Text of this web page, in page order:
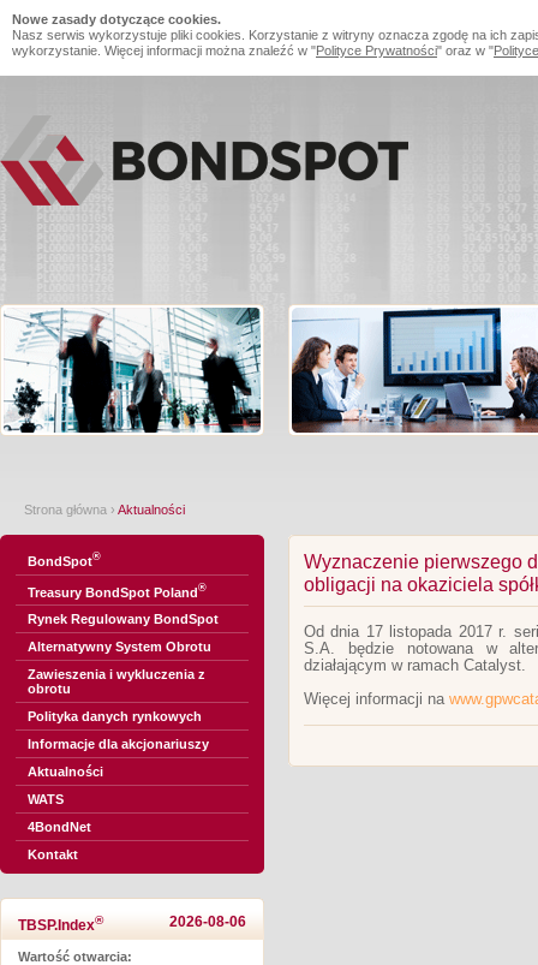
Nowe zasady dotyczące cookies.
Nasz serwis wykorzystuje pliki cookies. Korzystanie z witryny oznacza zgodę na ich
wykorzystanie. Więcej informacji można znaleźć w "Polityce Prywatności" oraz w "
Strona główna › Aktualności
BondSpot®
Treasury BondSpot Poland®
Rynek Regulowany BondSpot
Alternatywny System Obrotu
Zawieszenia i wykluczenia z
obrotu
Polityka danych rynkowych
Informacje dla akcjonariuszy
Aktualności
WATS
4BondNet
Kontakt
TBSP.Index® 2026-08-06
Wartość otwarcia:
Wyznaczenie pierwszego
obligacji na okaziciela
Od dnia 17 listopada 2017 r.
S.A. będzie notowana w
działającym w ramach Catalyst.
Więcej informacji na